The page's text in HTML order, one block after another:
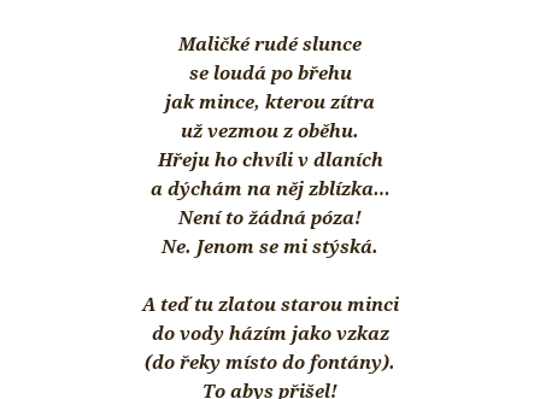
Maličké rudé slunce
se loudá po břehu
jak mince, kterou zítra
už vezmou z oběhu.
Hřeju ho chvíli v dlaních
a dýchám na něj zblízka…
Není to žádná póza!
Ne. Jenom se mi stýská.
A teď tu zlatou starou minci
do vody házím jako vzkaz
(do řeky místo do fontány).
To abys přišel!